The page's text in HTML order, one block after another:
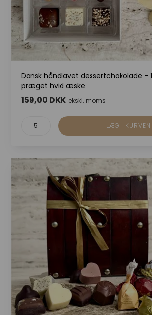
Dansk håndlavet dessertchokolade -
præget hvid æske
159,00 DKK ekskl. moms